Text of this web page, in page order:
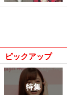
ピックアップ
特集